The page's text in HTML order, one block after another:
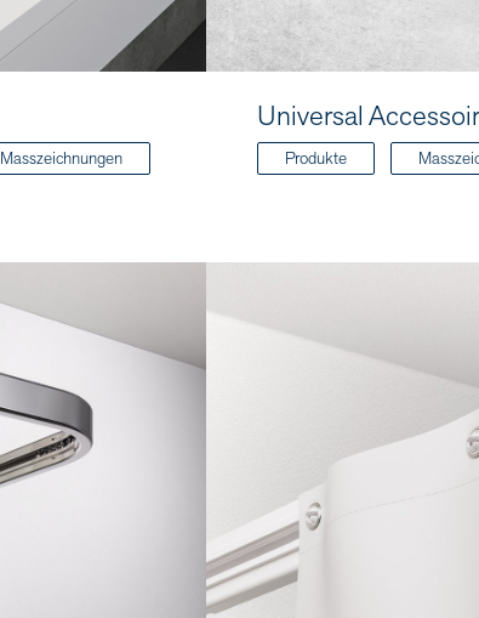
Masszeichnungen
Universal
Produkte